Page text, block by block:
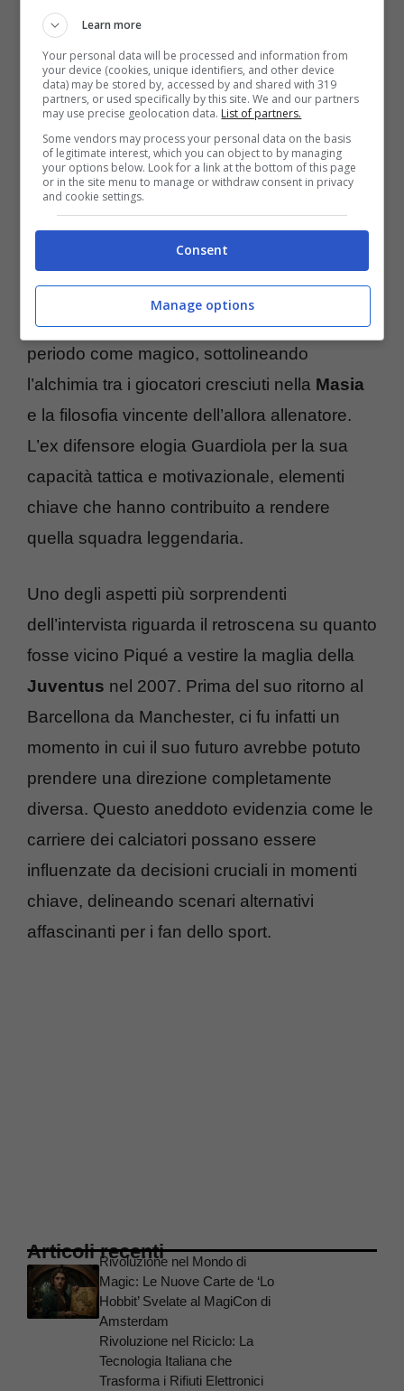
lo ha portato a ideare insieme ad altri
collaboratori qualcosa che potesse
rivoluzionare il modo in cui il calcio viene
seguito, soprattutto dai più giovani. La
Leaguerappresenta quindi non solo una
novità nel panorama sportivo ma anche una
risposta ad un’esigenza sociale emergente.
Nell’intervista, Piqué non manca di ricordare i
suoi anni d’oro al Barcellona sotto la guida
tecnica diPep Guardiola. Descrive quel
periodo come magico, sottolineando
l’alchimia tra i giocatori cresciuti nella Masia
e la filosofia vincente dell’allora allenatore.
L’ex difensore elogia Guardiola per la sua
capacità tattica e motivazionale, elementi
chiave che hanno contribuito a rendere
quella squadra leggendaria.
Uno degli aspetti più sorprendenti
dell’intervista riguarda il retroscena su quanto
fosse vicino Piqué a vestire la maglia della
Juventus nel 2007. Prima del suo ritorno al
Barcellona da Manchester, ci fu infatti un
momento in cui il suo futuro avrebbe potuto
prendere una direzione completamente
diversa. Questo aneddoto evidenzia come le
carriere dei calciatori possano essere
influenzate da decisioni cruciali in momenti
chiave, delineando scenari alternativi
affascinanti per i fan dello sport.
Articoli recentiRivoluzione nel Mondo di
Magic: Le Nuove Carte de ‘Lo
Hobbit’ Svelate al MagiCon di
Amsterdam
Rivoluzione nel Riciclo: La
Tecnologia Italiana che
Trasforma i Rifiuti Elettronici
Learn more
Your personal data will be processed and information from
your device (cookies, unique identifiers, and other device
data) may be stored by, accessed by and shared with 319
partners, or used specifically by this site. We and our partners
may use precise geolocation data. List of partners.
Some vendors may process your personal data on the basis
of legitimate interest, which you can object to by managing
your options below. Look for a link at the bottom of this page
or in the site menu to manage or withdraw consent in privacy
and cookie settings.
Consent
Manage options